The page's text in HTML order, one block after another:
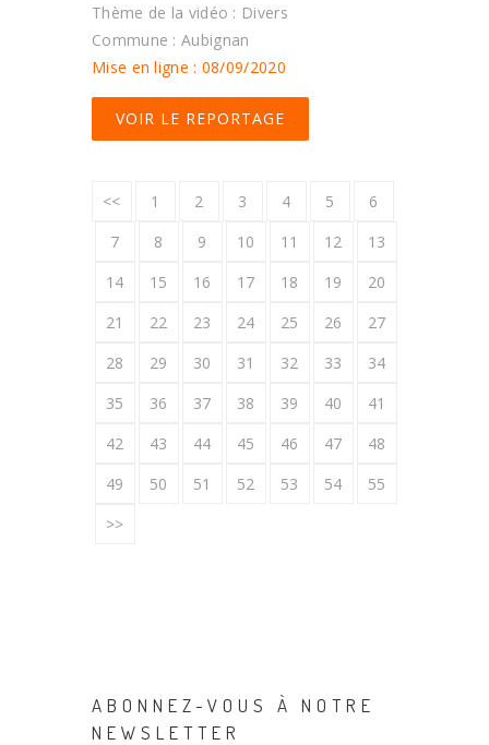
Thème de la vidéo : Divers
Commune : Aubignan
Mise en ligne : 08/09/2020
VOIR LE REPORTAGE
<< 1 2 3 4 5
6
7
8 9 10 11 12
13
14
15 16 17 18 19
20
21
22 23 24 25 26
27
28
29 30 31 32 33
34
35
36 37 38 39 40
41
42
43 44 45 46 47
48
49
50 51 52 53 54
55
>>
ABONNEZ-VOUS À NOTRE
NEWSLETTER